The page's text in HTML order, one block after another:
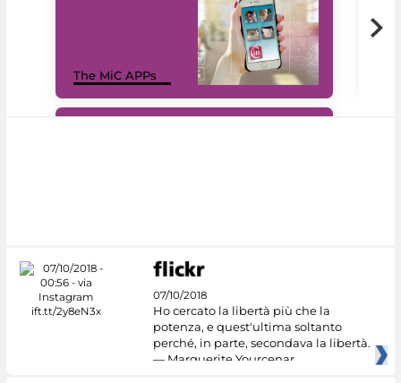
The MiC APPs
07/10/2018
Ho cercato la libertà più che la
potenza, e quest'ultima soltanto
perché, in parte, secondava la libertà.
— Marguerite Yourcenar